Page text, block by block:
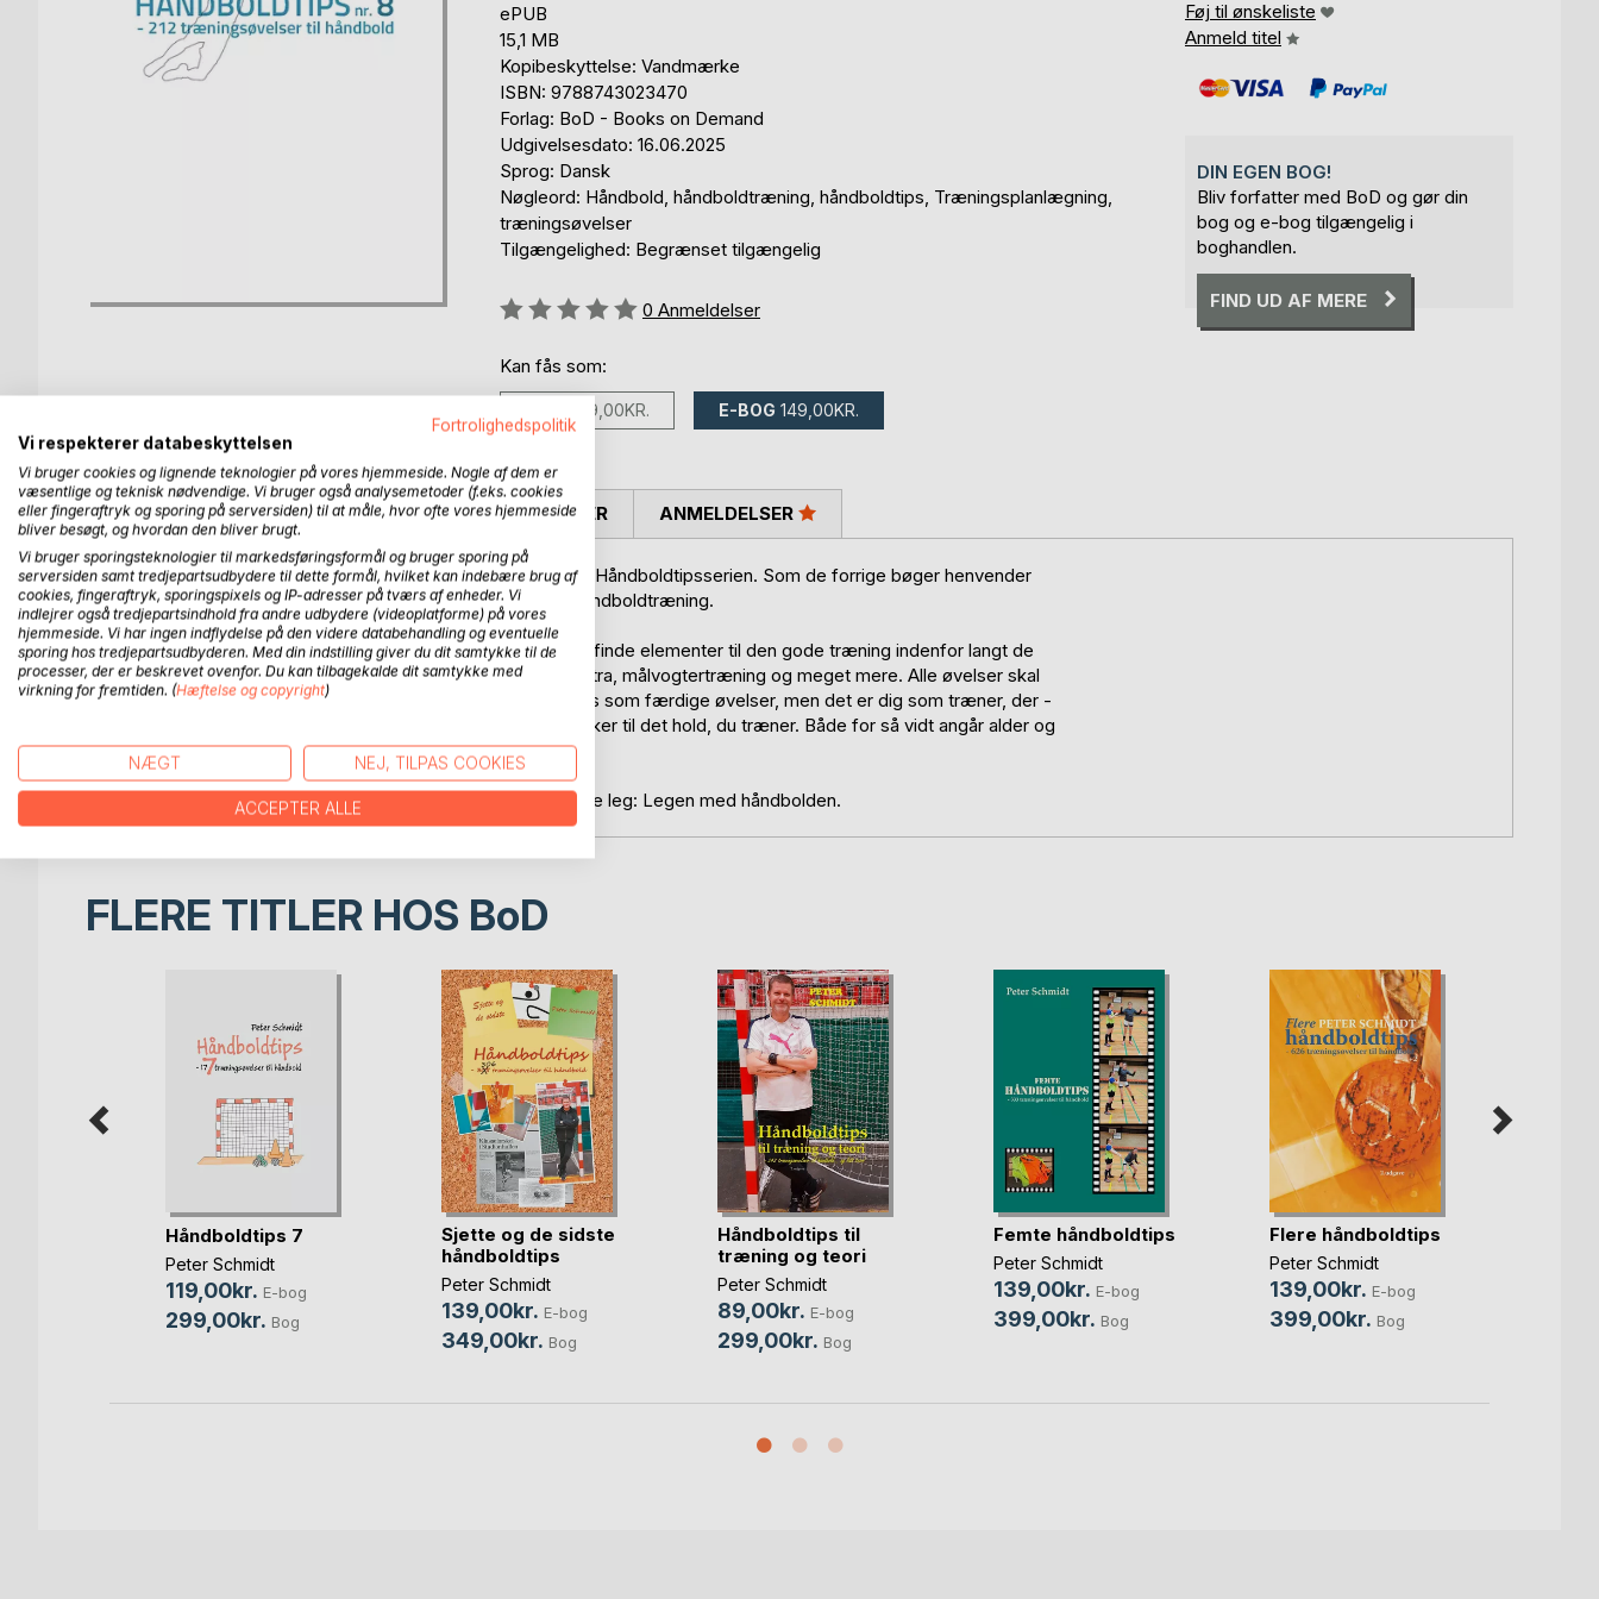
ePUB
15,1 MB
Kopibeskyttelse: Vandmærke
ISBN: 9788743023470
Forlag: BoD - Books on Demand
Udgivelsesdato: 16.06.2025
Sprog: Dansk
Nøgleord: Håndbold, håndboldtræning, håndboldtips, Træningsplanlægning,
træningsøvelser
Tilgængelighed: Begrænset tilgængelig
Anmeldelse::
0 Anmeldelser
Kan fås som:
299,00KR. E-BOG 149,00KR.
Føj til ønskeliste
Anmeld titel
DIN EGEN BOG!
Bliv forfatter med BoD og gør din
bog og e-bog tilgængelig i
boghandlen.
FIND UD AF MERE
BESKRIVELSE
Håndboldtips nr. 8 er som titlen angiver den ottende bog i Håndboldtipsserien. Som de forrige bøger henvender
også denne sig til alle, der har en praktisk interesse for håndboldtræning.
Bogens formål er at give inspiration til din træning. Du kan finde elementer til den gode træning indenfor langt de
fleste områder f.eks. angrebstræning, fysisk træning, kontra, målvogtertræning og meget mere. Alle øvelser skal
kun betragtes som vejledende. De kan selvfølgelig bruges som færdige øvelser, men det er dig som træner, der -
hvis det er nødvendigt - skal skalere og tilpasse, så de virker til det hold, du træner. Både for så vidt angår alder og
niveau, men også intensitet, antal gentagelser m.m.
Det handler om inspiration. Det handler om verdens bedste leg: Legen med håndbolden.
FORFATTER PRESSEN SKRIVER ANMELDELSER
FLERE TITLER HOS BoD
Håndboldtips 7
Peter Schmidt
119,00kr. E-bog
299,00kr. Bog
Sjette og de sidste
håndboldtips
Peter Schmidt
139,00kr. E-bog
349,00kr. Bog
Håndboldtips til
træning og teori
Peter Schmidt
89,00kr. E-bog
299,00kr. Bog
Femte håndboldtips
Peter Schmidt
139,00kr. E-bog
399,00kr. Bog
Flere håndboldtips
Peter Schmidt
139,00kr. E-bog
399,00kr. Bog
Fortrolighedspolitik
Vi respekterer databeskyttelsen
Vi bruger cookies og lignende teknologier på vores hjemmeside. Nogle af dem er
væsentlige og teknisk nødvendige. Vi bruger også analysemetoder (f.eks. cookies
eller fingeraftryk og sporing på serversiden) til at måle, hvor ofte vores hjemmeside
bliver besøgt, og hvordan den bliver brugt.
Vi bruger sporingsteknologier til markedsføringsformål og bruger sporing på
serversiden samt tredjepartsudbydere til dette formål, hvilket kan indebære brug af
cookies, fingeraftryk, sporingspixels og IP-adresser på tværs af enheder. Vi
indlejrer også tredjepartsindhold fra andre udbydere (videoplatforme) på vores
hjemmeside. Vi har ingen indflydelse på den videre databehandling og eventuelle
sporing hos tredjepartsudbyderen. Med din indstilling giver du dit samtykke til de
processer, der er beskrevet ovenfor. Du kan tilbagekalde dit samtykke med
virkning for fremtiden. (Hæftelse og copyright)
NÆGT NEJ, TILPAS COOKIES
ACCEPTER ALLE